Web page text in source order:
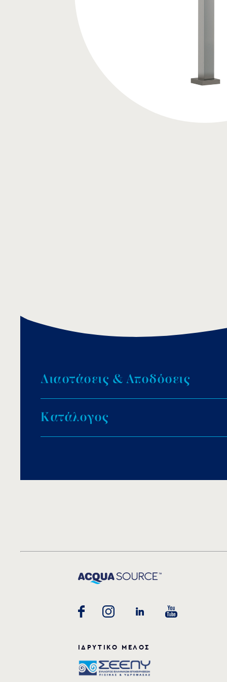
Διαστάσεις & Αποδόσεις
Κατάλογος
ΙΔΡΥΤΙΚΟ ΜΕΛΟΣ